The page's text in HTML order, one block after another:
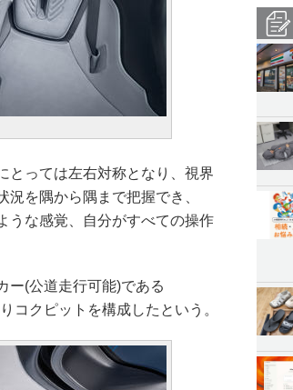
とっては左右対称となり、視界
を隅から隅まで把握でき、
うな感覚、自分がすべての操作
ー(公道走行可能)である
コクピットを構成したという。